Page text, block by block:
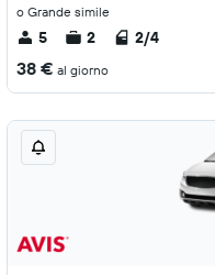
o Grande simile
5 2 2/4
38 € al giorno